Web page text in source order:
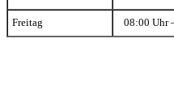
Freitag 08:00 Uhr